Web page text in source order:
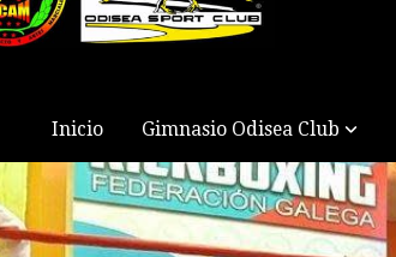
Inicio Gimnasio Odisea Club